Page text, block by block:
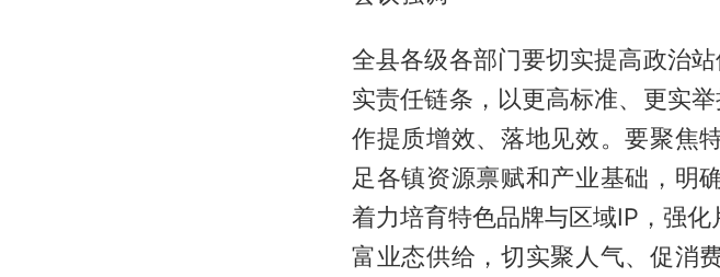
全县各级各部门要切实提高政治
实责任链条，以更高标准、更实
作提质增效、落地见效。要聚焦
足各镇资源禀赋和产业基础，明
着力培育特色品牌与区域IP，强
富业态供给，切实聚人气、促消